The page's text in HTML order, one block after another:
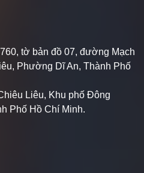
tờ bản đồ 07, đường Mạch
Phường Dĩ An, Thành Phố
Liêu, Khu phố Đông
Phố Hồ Chí Minh.